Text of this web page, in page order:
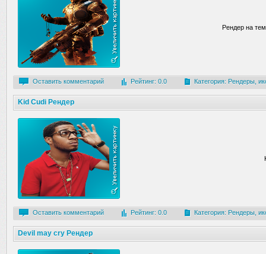
Рендер на
Оставить комментарий Рейтинг: 0.0 Категория: Рендеры,
Kid Cudi Рендер
Оставить комментарий Рейтинг: 0.0 Категория: Рендеры,
Devil may cry Рендер